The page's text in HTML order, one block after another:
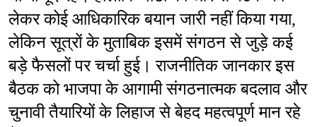
लेकर कोई आधिकारिक बयान जारी नहीं किया गया,
लेकिन सूत्रों के मुताबिक इसमें संगठन से जुड़े कई
बड़े फैसलों पर चर्चा हुई। राजनीतिक जानकार इस
बैठक को भाजपा के आगामी संगठनात्मक बदलाव और
चुनावी तैयारियों के लिहाज से बेहद महत्वपूर्ण मान रहे